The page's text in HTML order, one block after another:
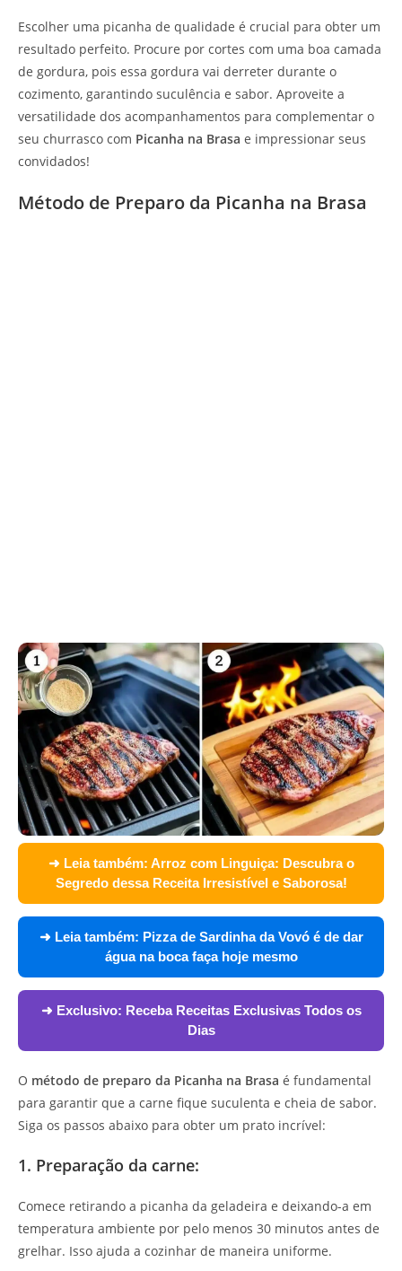
Escolher uma picanha de qualidade é crucial para obter um
resultado perfeito. Procure por cortes com uma boa camada
de gordura, pois essa gordura vai derreter durante o
cozimento, garantindo suculência e sabor. Aproveite a
versatilidade dos acompanhamentos para complementar o
seu churrasco com Picanha na Brasa e impressionar seus
convidados!
Método de Preparo da Picanha na Brasa
➜ Leia também: Arroz com Linguiça: Descubra o
Segredo dessa Receita Irresistível e Saborosa!
➜ Leia também: Pizza de Sardinha da Vovó é de dar
água na boca faça hoje mesmo
➜ Exclusivo: Receba Receitas Exclusivas Todos os
Dias
O método de preparo da Picanha na Brasa é fundamental
para garantir que a carne fique suculenta e cheia de sabor.
Siga os passos abaixo para obter um prato incrível:
1. Preparação da carne:
Comece retirando a picanha da geladeira e deixando-a em
temperatura ambiente por pelo menos 30 minutos antes de
grelhar. Isso ajuda a cozinhar de maneira uniforme.